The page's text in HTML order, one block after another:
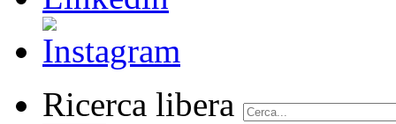
Ricerca libera